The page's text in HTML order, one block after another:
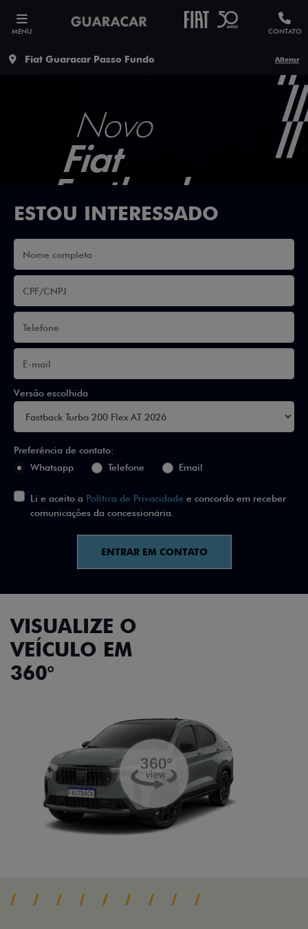
MENU CONTATO
Fiat Guaracar Passo Fundo Alterar
ESTOU INTERESSADO
Versão escolhida
Preferência de contato:
Whatsapp
Telefone Email
Li e aceito a Política de Privacidade e concordo em receber
comunicações da concessionária.
ENTRAR EM CONTATO
VISUALIZE O
VEÍCULO EM
360°